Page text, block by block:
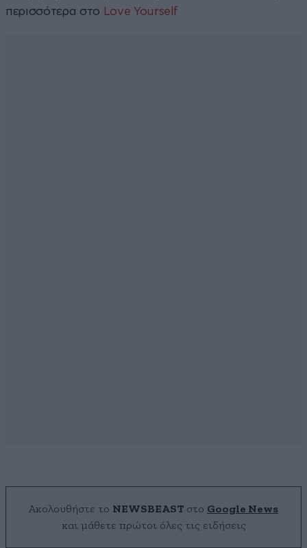
περισσότερα στο Love Yourself
Ακολουθήστε το NEWSBEAST στο Google News
και μάθετε πρώτοι όλες τις ειδήσεις